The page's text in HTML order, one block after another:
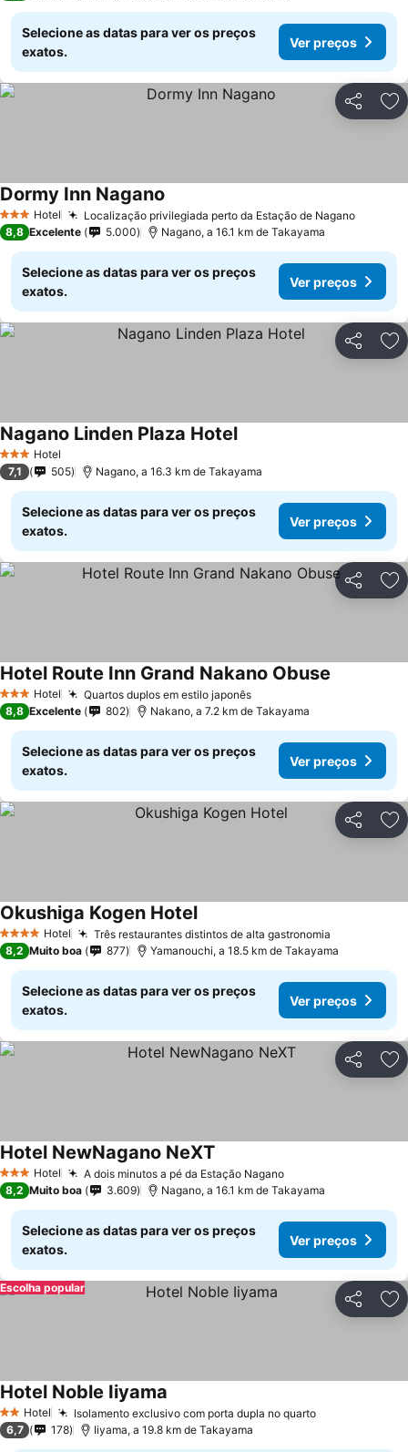
Selecione as datas para ver os preços
exatos.
Ver preços
Partilhar
3 EstrelasHotel Localização privilegiada perto da Estação de Nagano
Dormy Inn Nagano
8,8 Excelente 5.000 Nagano, a 16.1 km de Takayama
Selecione as datas para ver os preços
exatos.
Ver preços
Partilhar
3 EstrelasHotel
Nagano Linden Plaza Hotel
7,1 505 Nagano, a 16.3 km de Takayama
Selecione as datas para ver os preços
exatos.
Ver preços
Partilhar
3 EstrelasHotel Quartos duplos em estilo japonês
Hotel Route Inn Grand Nakano Obuse
8,8 Excelente 802 Nakano, a 7.2 km de Takayama
Selecione as datas para ver os preços
exatos.
Ver preços
Partilhar
4 EstrelasHotel Três restaurantes distintos de alta gastronomia
Okushiga Kogen Hotel
8,2 Muito boa 877 Yamanouchi, a 18.5 km de Takayama
Selecione as datas para ver os preços
exatos.
Ver preços
Partilhar
3 EstrelasHotel A dois minutos a pé da Estação Nagano
Hotel NewNagano NeXT
8,2 Muito boa 3.609 Nagano, a 16.1 km de Takayama
Selecione as datas para ver os preços
exatos.
Ver preços
Partilhar
Escolha popular
2 Estrelas
Hotel Isolamento exclusivo com porta dupla no quarto
Hotel Noble Iiyama
6,7 178 Iiyama, a 19.8 km de Takayama